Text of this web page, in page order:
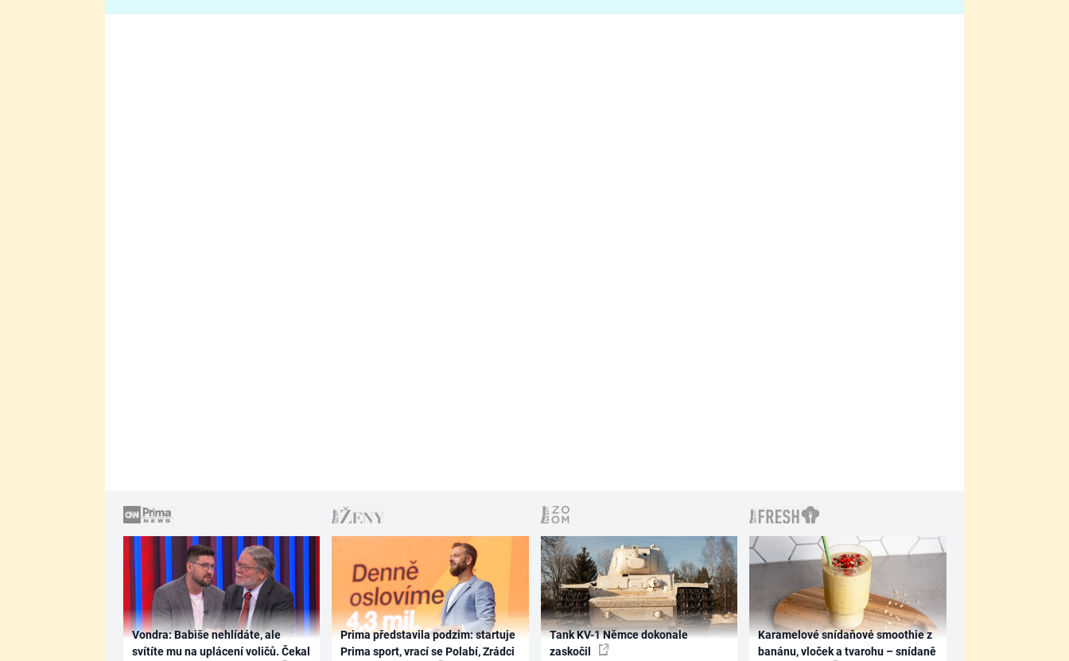
Vondra: Babiše nehlídáte, ale
svítíte mu na uplácení voličů. Čekal
Prima představila podzim: startuje
Prima sport, vrací se Polabí, Zrádci
Tank KV-1 Němce dokonale
zaskočil
Karamelové snídaňové smoothie z
banánu, vloček a tvarohu – snídaně